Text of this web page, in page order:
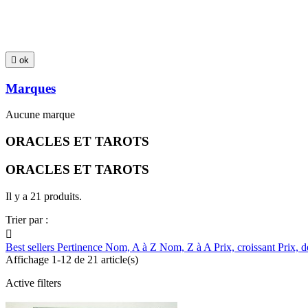
 ok
Marques
Aucune marque
ORACLES ET TAROTS
ORACLES ET TAROTS
Il y a 21 produits.
Trier par :

Best sellers Pertinence Nom, A à Z Nom, Z à A Prix, croissant Prix,
Affichage 1-12 de 21 article(s)
Active filters